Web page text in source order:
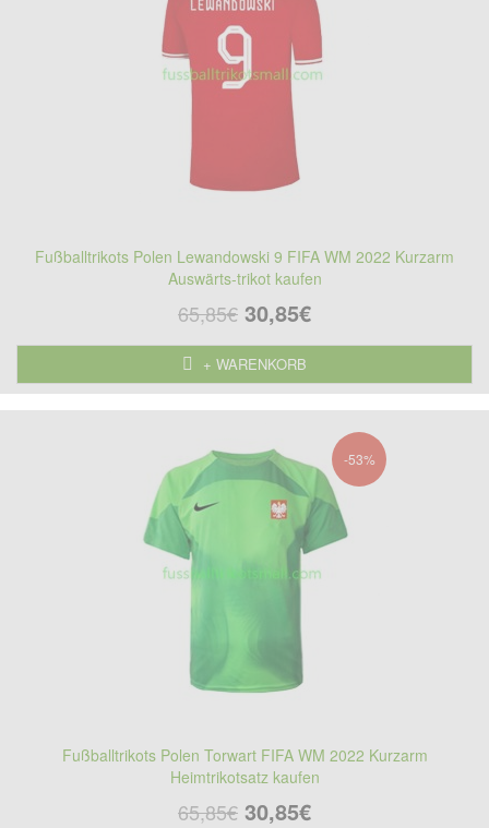
Fußballtrikots Polen Lewandowski 9 FIFA WM 2022 Kurzarm
Auswärts-trikot kaufen
65,85€ 30,85€
+ WARENKORB
-53%
Fußballtrikots Polen Torwart FIFA WM 2022 Kurzarm
Heimtrikotsatz kaufen
65,85€ 30,85€